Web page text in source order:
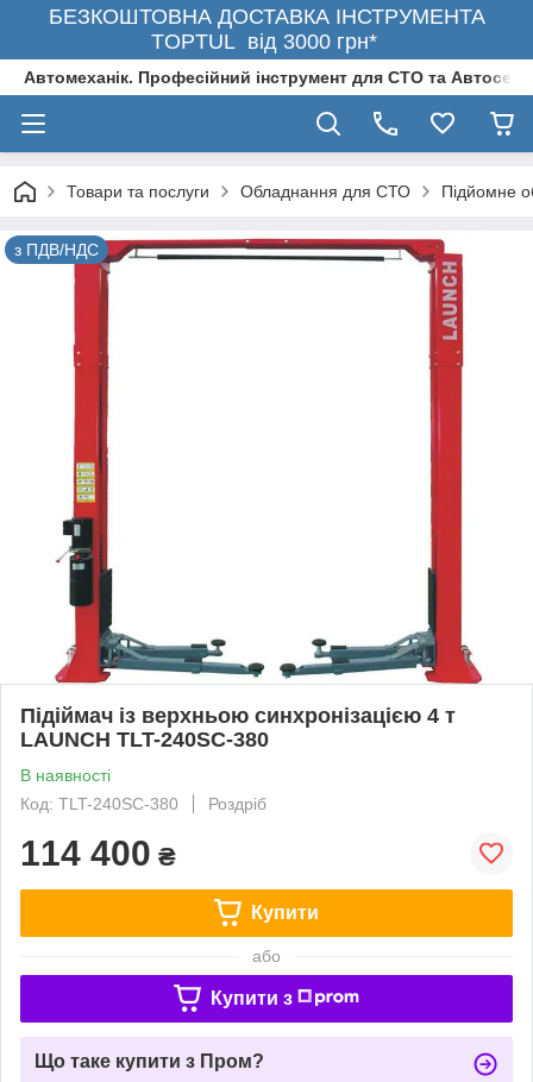
БЕЗКОШТОВНА ДОСТАВКА ІНСТРУМЕНТА
TOPTUL від 3000 грн*
Автомеханік. Професійний інструмент для СТО та
Товари та послуги Обладнання для СТО Підйомне
з ПДВ/НДС
Підіймач із верхньою синхронізацією 4 т
LAUNCH TLT-240SC-380
В наявності
Код: TLT-240SC-380
Роздріб
114 400 ₴
Купити
або
Купити з
Що таке купити з Пром?